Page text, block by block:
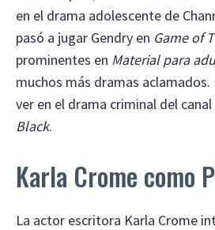
en el drama adolescente de
pasó a jugar Gendry en Game of
prominentes en Material para
muchos más dramas
ver en el drama criminal del canal
Black.
Karla Crome como
La actor escritora Karla Crome